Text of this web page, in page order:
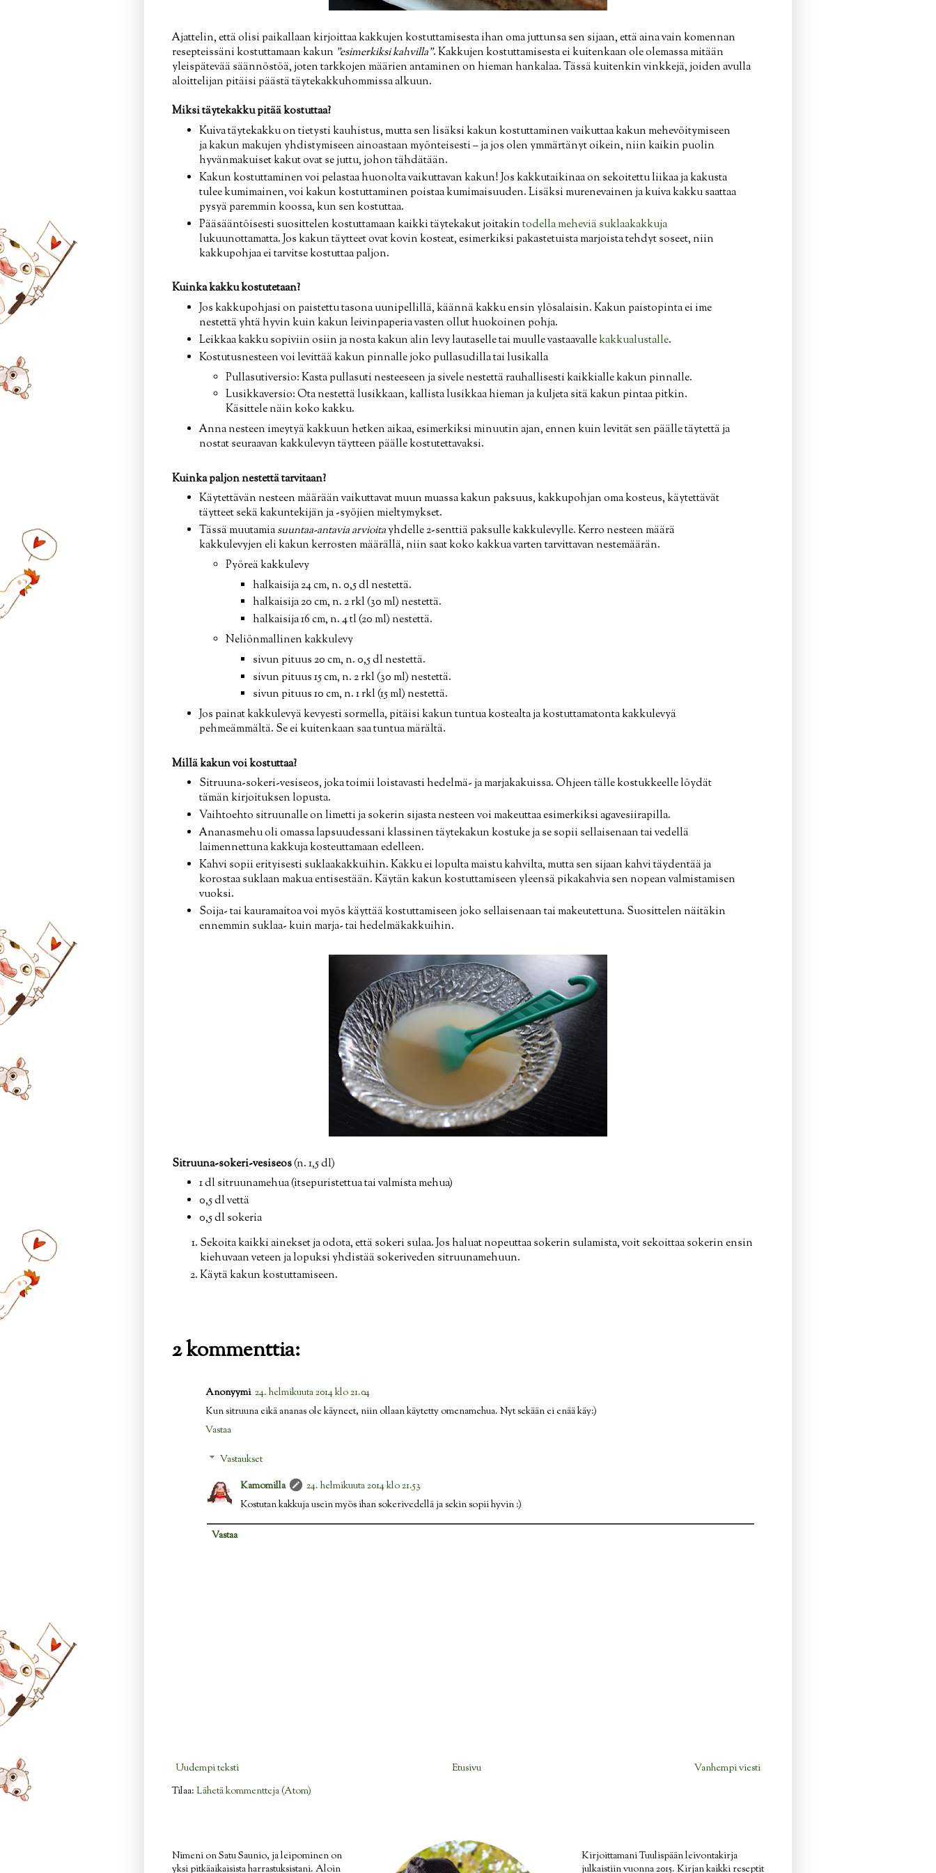
Ajattelin, että olisi paikallaan kirjoittaa kakkujen kostuttamisesta ihan oma juttunsa sen sijaan, että aina vain komennan
resepteissäni kostuttamaan kakun "esimerkiksi kahvilla". Kakkujen kostuttamisesta ei kuitenkaan ole olemassa mitään
yleispätevää säännöstöä, joten tarkkojen määrien antaminen on hieman hankalaa. Tässä kuitenkin vinkkejä, joiden avulla
aloittelijan pitäisi päästä täytekakkuhommissa alkuun.
Miksi täytekakku pitää kostuttaa?
Kuiva täytekakku on tietysti kauhistus, mutta sen lisäksi kakun kostuttaminen vaikuttaa kakun mehevöitymiseen
ja kakun makujen yhdistymiseen ainoastaan myönteisesti – ja jos olen ymmärtänyt oikein, niin kaikin puolin
hyvänmakuiset kakut ovat se juttu, johon tähdätään.
Kakun kostuttaminen voi pelastaa huonolta vaikuttavan kakun! Jos kakkutaikinaa on sekoitettu liikaa ja kakusta
tulee kumimainen, voi kakun kostuttaminen poistaa kumimaisuuden. Lisäksi murenevainen ja kuiva kakku saattaa
pysyä paremmin koossa, kun sen kostuttaa.
Pääsääntöisesti suosittelen kostuttamaan kaikki täytekakut joitakintodella meheviä suklaakakkuja
lukuunottamatta. Jos kakun täytteet ovat kovin kosteat, esimerkiksi pakastetuista marjoista tehdyt soseet, niin
kakkupohjaa ei tarvitse kostuttaa paljon.
Kuinka kakku kostutetaan?
Jos kakkupohjasi on paistettu tasona uunipellillä, käännä kakku ensin ylösalaisin. Kakun paistopinta ei ime
nestettä yhtä hyvin kuin kakun leivinpaperia vasten ollut huokoinen pohja.
Leikkaa kakku sopiviin osiin ja nosta kakun alin levy lautaselle tai muulle vastaavallekakkualustalle.
Kostutusnesteen voi levittää kakun pinnalle joko pullasudilla tai lusikalla
Pullasutiversio: Kasta pullasuti nesteeseen ja sivele nestettä rauhallisesti kaikkialle kakun pinnalle.
Lusikkaversio: Ota nestettä lusikkaan, kallista lusikkaa hieman ja kuljeta sitä kakun pintaa pitkin.
Käsittele näin koko kakku.
Anna nesteen imeytyä kakkuun hetken aikaa, esimerkiksi minuutin ajan, ennen kuin levität sen päälle täytettä ja
nostat seuraavan kakkulevyn täytteen päälle kostutettavaksi.
Kuinka paljon nestettä tarvitaan?
Käytettävän nesteen määrään vaikuttavat muun muassa kakun paksuus, kakkupohjan oma kosteus, käytettävät
täytteet sekä kakuntekijän ja -syöjien mieltymykset.
Tässä muutamiasuuntaa-antavia arvioitayhdelle 2-senttiä paksulle kakkulevylle. Kerro nesteen määrä
kakkulevyjen eli kakun kerrosten määrällä, niin saat koko kakkua varten tarvittavan nestemäärän.
Pyöreä kakkulevy
halkaisija 24 cm, n. 0,5 dl nestettä.
halkaisija 20 cm, n. 2 rkl (30 ml) nestettä.
halkaisija 16 cm, n. 4 tl (20 ml) nestettä.
Neliönmallinen kakkulevy
sivun pituus 20 cm, n. 0,5 dl nestettä.
sivun pituus 15 cm, n. 2 rkl (30 ml) nestettä.
sivun pituus 10 cm, n. 1 rkl (15 ml) nestettä.
Jos painat kakkulevyä kevyesti sormella, pitäisi kakun tuntua kostealta ja kostuttamatonta kakkulevyä
pehmeämmältä. Se ei kuitenkaan saa tuntua märältä.
Millä kakun voi kostuttaa?
Sitruuna-sokeri-vesiseos, joka toimii loistavasti hedelmä- ja marjakakuissa. Ohjeen tälle kostukkeelle löydät
tämän kirjoituksen lopusta.
Vaihtoehto sitruunalle on limetti ja sokerin sijasta nesteen voi makeuttaa esimerkiksi agavesiirapilla.
Ananasmehu oli omassa lapsuudessani klassinen täytekakun kostuke ja se sopii sellaisenaan tai vedellä
laimennettuna kakkuja kosteuttamaan edelleen.
Kahvi sopii erityisesti suklaakakkuihin. Kakku ei lopulta maistu kahvilta, mutta sen sijaan kahvi täydentää ja
korostaa suklaan makua entisestään. Käytän kakun kostuttamiseen yleensä pikakahvia sen nopean valmistamisen
vuoksi.
Soija- tai kauramaitoa voi myös käyttää kostuttamiseen joko sellaisenaan tai makeutettuna. Suosittelen näitäkin
ennemmin suklaa- kuin marja- tai hedelmäkakkuihin.
Sitruuna-sokeri-vesiseos(n. 1,5 dl)
1 dl sitruunamehua (itsepuristettua tai valmista mehua)
0,5 dl vettä
0,5 dl sokeria
Sekoita kaikki ainekset ja odota, että sokeri sulaa. Jos haluat nopeuttaa sokerin sulamista, voit sekoittaa sokerin ensin
kiehuvaan veteen ja lopuksi yhdistää sokeriveden sitruunamehuun.
Käytä kakun kostuttamiseen.
2 kommenttia:
Anonyymi 24. helmikuuta 2014 klo 21.04
Kun sitruuna eikä ananas ole käyneet, niin ollaan käytetty omenamehua. Nyt sekään ei enää käy:)
Vastaa
Vastaukset
Kamomilla
24. helmikuuta 2014 klo 21.53
Kostutan kakkuja usein myös ihan sokerivedellä ja sekin sopii hyvin :)
Vastaa
Uudempi teksti Vanhempi viesti
Etusivu
Tilaa: Lähetä kommentteja (Atom)
Nimeni on Satu Saunio, ja leipominen on
yksi pitkäaikaisista harrastuksistani. Aloin
Kirjoittamani Tuulispään leivontakirja
julkaistiin vuonna 2015. Kirjan kaikki reseptit